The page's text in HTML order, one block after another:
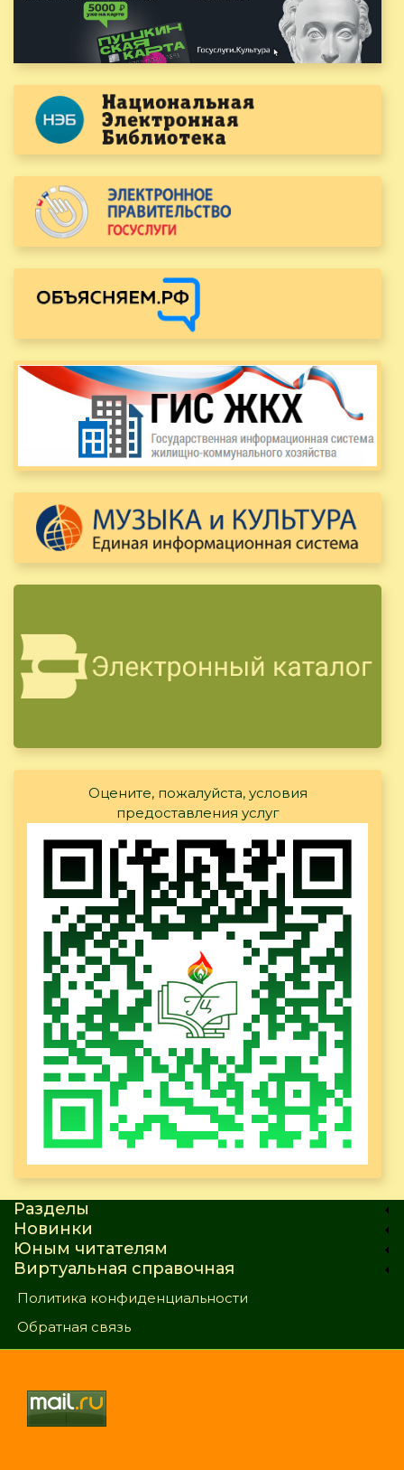
Оцените, пожалуйста, условия
предоставления услуг
Разделы
Новинки
Юным читателям
Виртуальная справочная
Политика конфиденциальности
Обратная связь